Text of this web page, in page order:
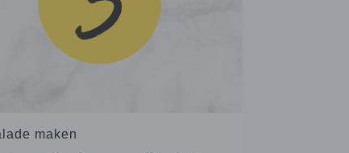
maken